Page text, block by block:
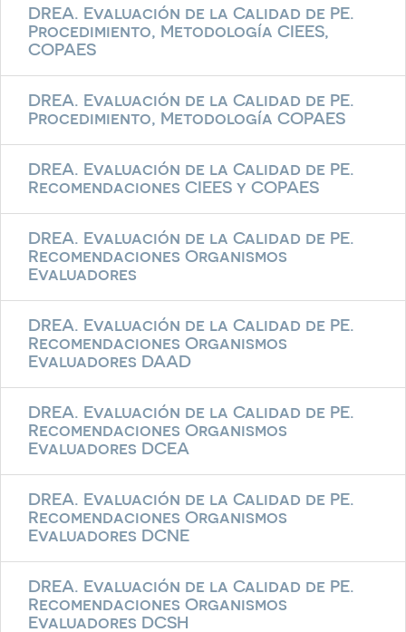
DREA. Evaluación de la Calidad de PE.
Procedimiento, Metodología CIEES,
COPAES
DREA. Evaluación de la Calidad de PE.
Procedimiento, Metodología COPAES
DREA. Evaluación de la Calidad de PE.
Recomendaciones CIEES y COPAES
DREA. Evaluación de la Calidad de PE.
Recomendaciones Organismos
Evaluadores
DREA. Evaluación de la Calidad de PE.
Recomendaciones Organismos
Evaluadores DAAD
DREA. Evaluación de la Calidad de PE.
Recomendaciones Organismos
Evaluadores DCEA
DREA. Evaluación de la Calidad de PE.
Recomendaciones Organismos
Evaluadores DCNE
DREA. Evaluación de la Calidad de PE.
Recomendaciones Organismos
Evaluadores DCSH